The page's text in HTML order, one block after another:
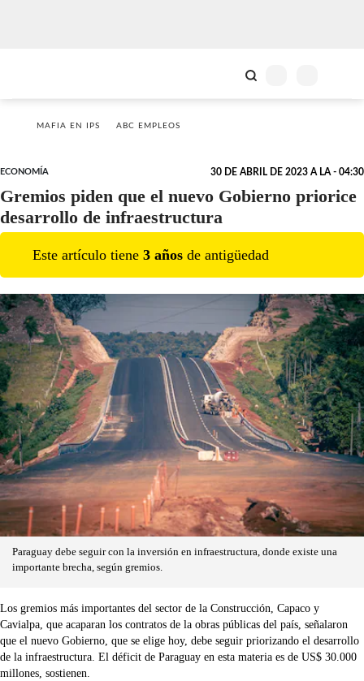
MAFIA EN IPS ABC EMPLEOS
ECONOMÍA 30 DE ABRIL DE 2023 A LA - 04:30
Gremios piden que el nuevo Gobierno priorice
desarrollo de infraestructura
Este artículo tiene 3 años de antigüedad
Paraguay debe seguir con la inversión en infraestructura, donde existe una
importante brecha, según gremios.
Los gremios más importantes del sector de la Construcción, Capaco y
Cavialpa, que acaparan los contratos de la obras públicas del país, señalaron
que el nuevo Gobierno, que se elige hoy, debe seguir priorizando el desarrollo
de la infraestructura. El déficit de Paraguay en esta materia es de US$ 30.000
millones, sostienen.